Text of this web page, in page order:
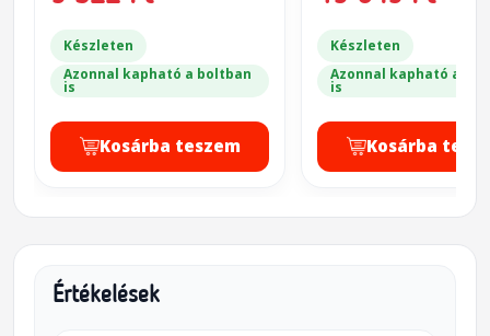
Készleten
Azonnal kapható a boltban
is
Kosárba teszem
Készleten
Azonnal kapható a
is
Kosárba
Értékelések